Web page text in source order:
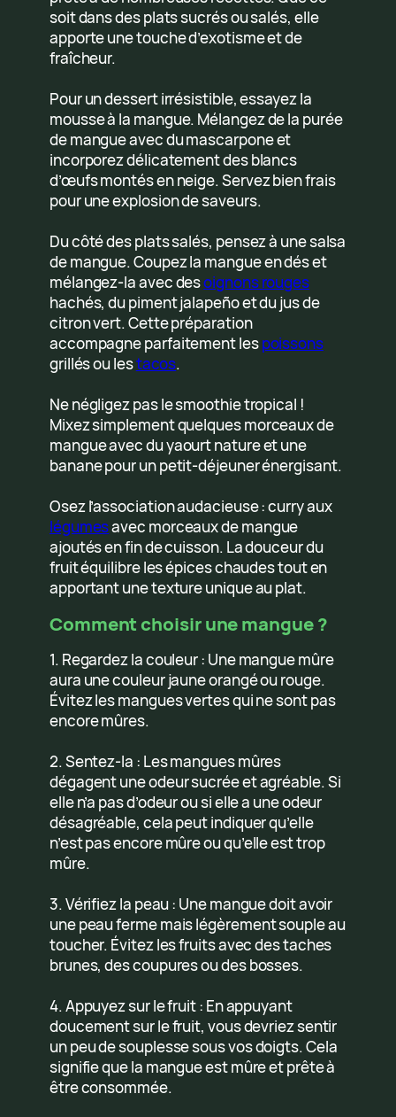
soit dans des plats sucrés ou salés, elle
apporte une touche d’exotisme et de
fraîcheur.
Pour un dessert irrésistible, essayez la
mousse à la mangue. Mélangez de la purée
de mangue avec du mascarpone et
incorporez délicatement des blancs
d’œufs montés en neige. Servez bien frais
pour une explosion de saveurs.
Du côté des plats salés, pensez à une salsa
de mangue. Coupez la mangue en dés et
mélangez-la avec desoignons rouges
hachés, du piment jalapeño et du jus de
citron vert. Cette préparation
accompagne parfaitement lespoissons
grillés ou lestacos.
Ne négligez pas le smoothie tropical !
Mixez simplement quelques morceaux de
mangue avec du yaourt nature et une
banane pour un petit-déjeuner énergisant.
Osez l’association audacieuse : curry aux
légumesavec morceaux de mangue
ajoutés en fin de cuisson. La douceur du
fruit équilibre les épices chaudes tout en
apportant une texture unique au plat.
Comment choisir une mangue ?
1. Regardez la couleur : Une mangue mûre
aura une couleur jaune orangé ou rouge.
Évitez les mangues vertes qui ne sont pas
encore mûres.
2. Sentez-la : Les mangues mûres
dégagent une odeur sucrée et agréable. Si
elle n’a pas d’odeur ou si elle a une odeur
désagréable, cela peut indiquer qu’elle
n’est pas encore mûre ou qu’elle est trop
mûre.
3. Vérifiez la peau : Une mangue doit avoir
une peau ferme mais légèrement souple au
toucher. Évitez les fruits avec des taches
brunes, des coupures ou des bosses.
4. Appuyez sur le fruit : En appuyant
doucement sur le fruit, vous devriez sentir
un peu de souplesse sous vos doigts. Cela
signifie que la mangue est mûre et prête à
être consommée.